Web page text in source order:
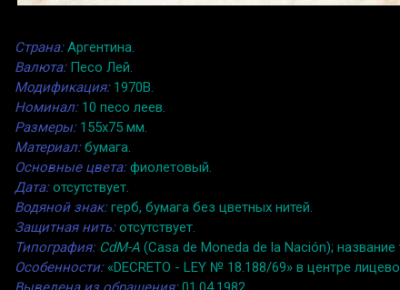
Страна:Аргентина.
Валюта:Песо Лей.
Модификация:1970B.
Номинал:10 песо леев.
Размеры:155x75 мм.
Материал:бумага.
Основные цвета:фиолетовый.
Дата:отсутствует.
Водяной знак:герб, бумага без цветных нитей.
Защитная нить:отсутствует.
Типография: CdM-A (Casa de Moneda de la Nación);
Особенности:«DECRETO - LEY № 18.188/69» в центре